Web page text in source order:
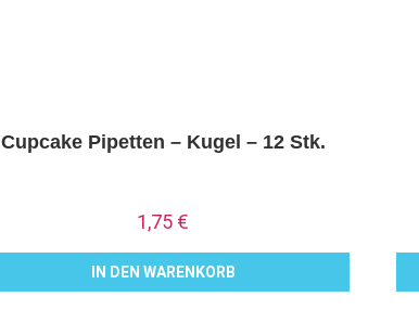
Cupcake Pipetten – Kugel – 12 Stk.
1,75 €
IN DEN WARENKORB